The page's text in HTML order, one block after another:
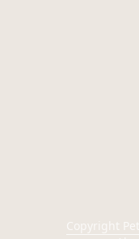
Copyright